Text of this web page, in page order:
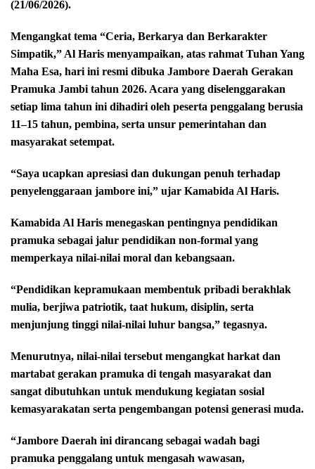
(21/06/2026).
Mengangkat tema “Ceria, Berkarya dan Berkarakter
Simpatik,” Al Haris menyampaikan, atas rahmat Tuhan Yang
Maha Esa, hari ini resmi dibuka Jambore Daerah Gerakan
Pramuka Jambi tahun 2026. Acara yang diselenggarakan
setiap lima tahun ini dihadiri oleh peserta penggalang berusia
11–15 tahun, pembina, serta unsur pemerintahan dan
masyarakat setempat.
“Saya ucapkan apresiasi dan dukungan penuh terhadap
penyelenggaraan jambore ini,” ujar Kamabida Al Haris.
Kamabida Al Haris menegaskan pentingnya pendidikan
pramuka sebagai jalur pendidikan non-formal yang
memperkaya nilai-nilai moral dan kebangsaan.
“Pendidikan kepramukaan membentuk pribadi berakhlak
mulia, berjiwa patriotik, taat hukum, disiplin, serta
menjunjung tinggi nilai-nilai luhur bangsa,” tegasnya.
Menurutnya, nilai-nilai tersebut mengangkat harkat dan
martabat gerakan pramuka di tengah masyarakat dan
sangat dibutuhkan untuk mendukung kegiatan sosial
kemasyarakatan serta pengembangan potensi generasi muda.
“Jambore Daerah ini dirancang sebagai wadah bagi
pramuka penggalang untuk mengasah wawasan,